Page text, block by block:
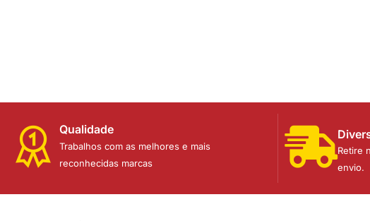
Qualidade
Trabalhos com as melhores e mais
reconhecidas marcas
Retire
envio.